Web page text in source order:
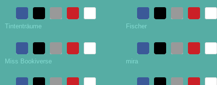
Tintenträume
Miss Bookiverse
Fischer
mira